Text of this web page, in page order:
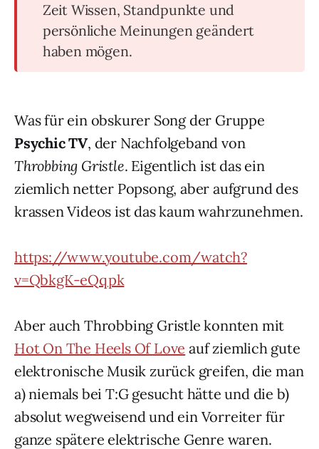
Zeit Wissen, Standpunkte und
persönliche Meinungen geändert
haben mögen.
Was für ein obskurer Song der Gruppe
Psychic TV, der Nachfolgeband von
Throbbing Gristle. Eigentlich ist das ein
ziemlich netter Popsong, aber aufgrund des
krassen Videos ist das kaum wahrzunehmen.
https://www.youtube.com/watch?
v=QbkgK-eQqpk
Aber auch Throbbing Gristle konnten mit
Hot On The Heels Of Love auf ziemlich gute
elektronische Musik zurück greifen, die man
a) niemals bei T:G gesucht hätte und die b)
absolut wegweisend und ein Vorreiter für
ganze spätere elektrische Genre waren.